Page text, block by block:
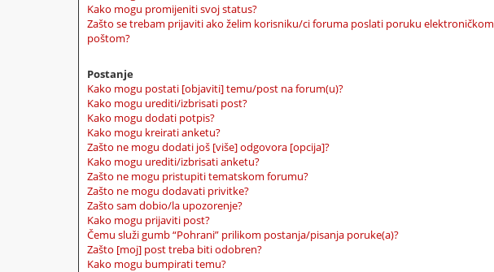
Kako mogu promijeniti svoj status?
Zašto se trebam prijaviti ako želim korisniku/ci foruma poslati poruku elektroničkom
poštom?
Postanje
Kako mogu postati [objaviti] temu/post na forum(u)?
Kako mogu urediti/izbrisati post?
Kako mogu dodati potpis?
Kako mogu kreirati anketu?
Zašto ne mogu dodati još [više] odgovora [opcija]?
Kako mogu urediti/izbrisati anketu?
Zašto ne mogu pristupiti tematskom forumu?
Zašto ne mogu dodavati privitke?
Zašto sam dobio/la upozorenje?
Kako mogu prijaviti post?
Čemu služi gumb “Pohrani” prilikom postanja/pisanja poruke(a)?
Zašto [moj] post treba biti odobren?
Kako mogu bumpirati temu?